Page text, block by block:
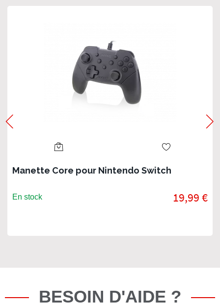
Manette Core pour Nintendo Switch
En stock 19,99 €
BESOIN D'AIDE ?